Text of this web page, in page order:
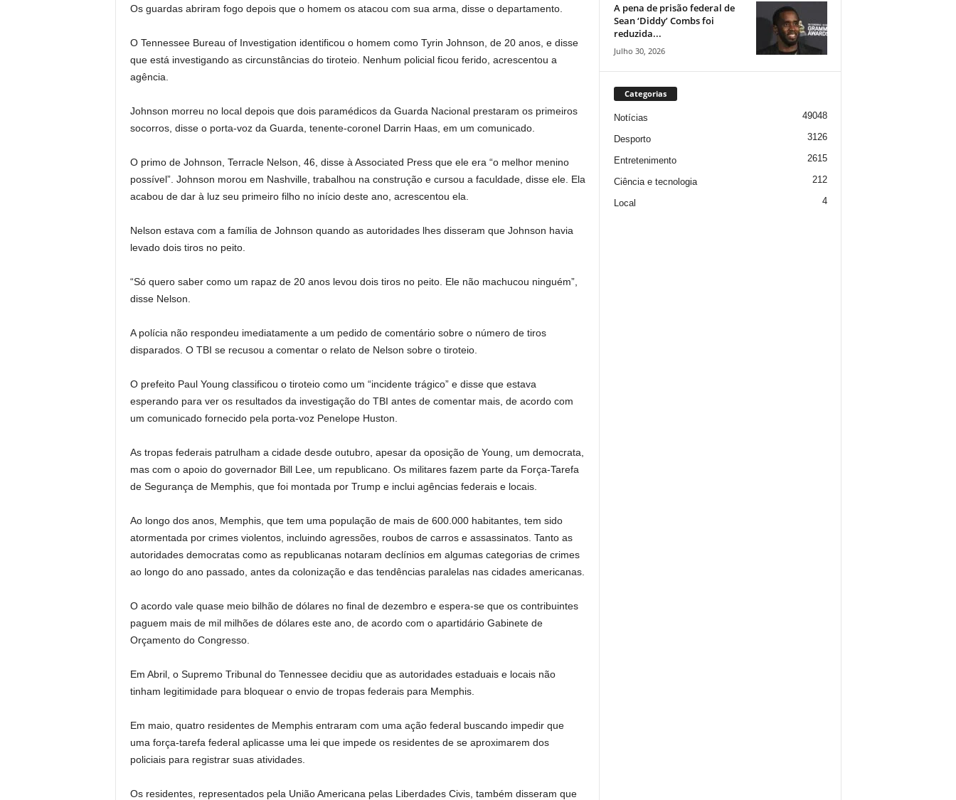
Os guardas abriram fogo depois que o homem os atacou com sua arma, disse o departamento.
O Tennessee Bureau of Investigation identificou o homem como Tyrin Johnson, de 20 anos, e disse
que está investigando as circunstâncias do tiroteio. Nenhum policial ficou ferido, acrescentou a
agência.
Johnson morreu no local depois que dois paramédicos da Guarda Nacional prestaram os primeiros
socorros, disse o porta-voz da Guarda, tenente-coronel Darrin Haas, em um comunicado.
O primo de Johnson, Terracle Nelson, 46, disse à Associated Press que ele era “o melhor menino
possível”. Johnson morou em Nashville, trabalhou na construção e cursou a faculdade, disse ele. Ela
acabou de dar à luz seu primeiro filho no início deste ano, acrescentou ela.
Nelson estava com a família de Johnson quando as autoridades lhes disseram que Johnson havia
levado dois tiros no peito.
“Só quero saber como um rapaz de 20 anos levou dois tiros no peito. Ele não machucou ninguém”,
disse Nelson.
A polícia não respondeu imediatamente a um pedido de comentário sobre o número de tiros
disparados. O TBI se recusou a comentar o relato de Nelson sobre o tiroteio.
O prefeito Paul Young classificou o tiroteio como um “incidente trágico” e disse que estava
esperando para ver os resultados da investigação do TBI antes de comentar mais, de acordo com
um comunicado fornecido pela porta-voz Penelope Huston.
As tropas federais patrulham a cidade desde outubro, apesar da oposição de Young, um democrata,
mas com o apoio do governador Bill Lee, um republicano. Os militares fazem parte da Força-Tarefa
de Segurança de Memphis, que foi montada por Trump e inclui agências federais e locais.
Ao longo dos anos, Memphis, que tem uma população de mais de 600.000 habitantes, tem sido
atormentada por crimes violentos, incluindo agressões, roubos de carros e assassinatos. Tanto as
autoridades democratas como as republicanas notaram declínios em algumas categorias de crimes
ao longo do ano passado, antes da colonização e das tendências paralelas nas cidades americanas.
O acordo vale quase meio bilhão de dólares no final de dezembro e espera-se que os contribuintes
paguem mais de mil milhões de dólares este ano, de acordo com o apartidário Gabinete de
Orçamento do Congresso.
Em Abril, o Supremo Tribunal do Tennessee decidiu que as autoridades estaduais e locais não
tinham legitimidade para bloquear o envio de tropas federais para Memphis.
Em maio, quatro residentes de Memphis entraram com uma ação federal buscando impedir que
uma força-tarefa federal aplicasse uma lei que impede os residentes de se aproximarem dos
policiais para registrar suas atividades.
Os residentes, representados pela União Americana pelas Liberdades Civis, também disseram que
A pena de prisão federal de
Sean ‘Diddy’ Combs foi
reduzida...
Julho 30, 2026
Categorias
Notícias 49048
Desporto 3126
Entretenimento 2615
Ciência e tecnologia 212
Local 4